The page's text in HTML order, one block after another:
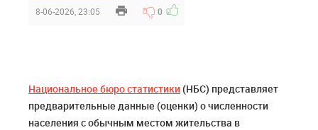
8-06-2026, 23:05 0
Национальное бюро статистики (НБС) представляет
предварительные данные (оценки) о численности
населения с обычным местом жительства в